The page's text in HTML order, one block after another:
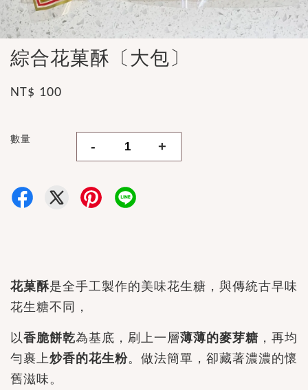
綜合花菓酥〔大包〕
NT$ 100
數量 - +
花菓酥是全手工製作的美味花生糖，與傳統古早味
花生糖不同，
以香脆餅乾為基底，刷上一層薄薄的麥芽糖 ，再均
勻裹上炒香的花生粉。做法簡單，卻藏著濃濃的懷
舊滋味。